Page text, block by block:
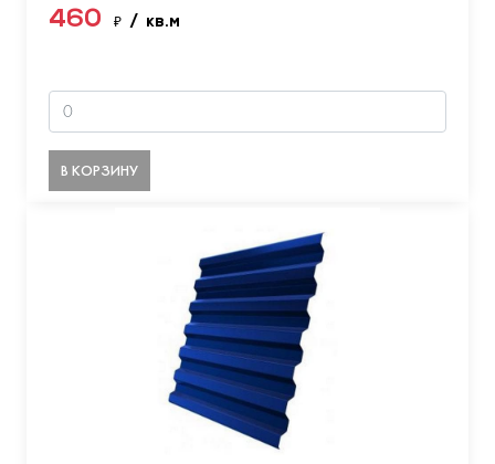
460 ₽ / кв.м
В КОРЗИНУ